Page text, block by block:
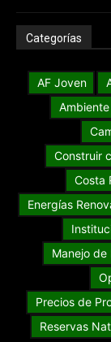
Categorías
AF Joven
Ambiente
Construir
Costa
Energías
Manejo de
Precios de
Reservas